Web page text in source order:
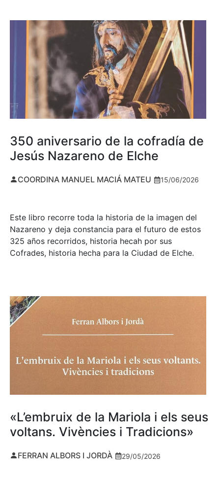
350 aniversario de la cofradía de
Jesús Nazareno de Elche
COORDINA MANUEL MACIÁ MATEU 15/06/2026
Este libro recorre toda la historia de la imagen del
Nazareno y deja constancia para el futuro de estos
325 años recorridos, historia hecah por sus
Cofrades, historia hecha para la Ciudad de Elche.
«L’embruix de la Mariola i els seus
voltans. Vivències i Tradicions»
FERRAN ALBORS I JORDÀ 29/05/2026